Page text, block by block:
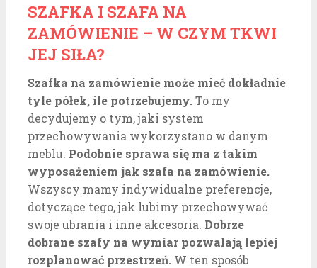
SZAFKA I SZAFA NA
ZAMÓWIENIE – W CZYM TKWI
JEJ SIŁA?
Szafka na zamówienie może mieć dokładnie
tyle półek, ile potrzebujemy.To my
decydujemy o tym, jaki system
przechowywania wykorzystano w danym
meblu. Podobnie sprawa się ma z takim
wyposażeniem jak szafa na zamówienie.
Wszyscy mamy indywidualne preferencje,
dotyczące tego, jak lubimy przechowywać
swoje ubrania i inne akcesoria. Dobrze
dobrane szafy na wymiar pozwalają lepiej
rozplanować przestrzeń.W ten sposób